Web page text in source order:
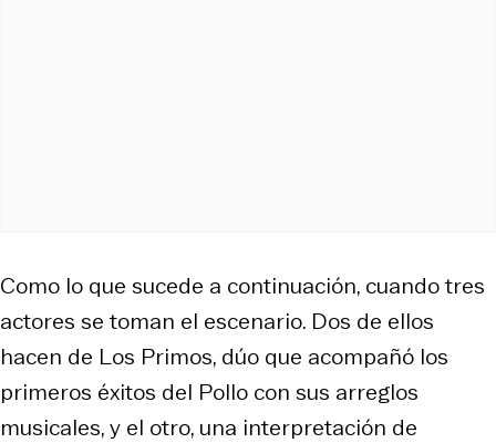
Como lo que sucede a continuación, cuando tres
actores se toman el escenario. Dos de ellos
hacen de Los Primos, dúo que acompañó los
primeros éxitos del Pollo con sus arreglos
musicales, y el otro, una interpretación de